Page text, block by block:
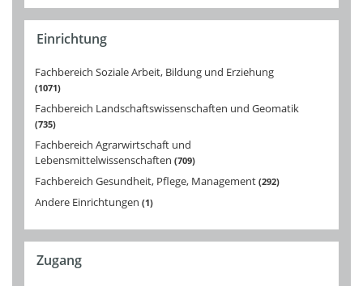
Einrichtung
Fachbereich Soziale Arbeit, Bildung und Erziehung
1071
Fachbereich Landschaftswissenschaften und Geomatik
735
Fachbereich Agrarwirtschaft und
Lebensmittelwissenschaften 709
Fachbereich Gesundheit, Pflege, Management 292
Andere Einrichtungen 1
Zugang